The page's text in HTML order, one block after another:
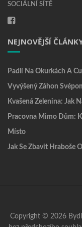
SOCIÁLNÍ SÍTĚ
NEJNOVĚJŠÍ
Padlí Na Okurkách A
Vyvýšený Záhon
Kvašená Zelenina: Jak
Pracovna Mimo Dům:
Místo
Jak Se Zbavit Hraboše
Copyright © 2026